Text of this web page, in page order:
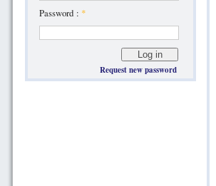
Password : *
Request new password